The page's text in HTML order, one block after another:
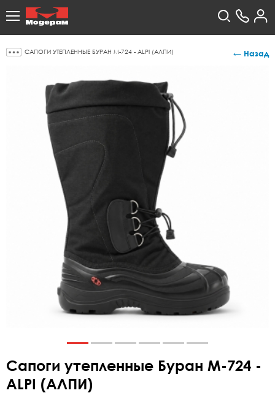
САПОГИ УТЕПЛЕННЫЕ БУРАН М-724 - ALPI (АЛПИ) ← Назад
Сапоги утепленные Буран М-724 -
ALPI (АЛПИ)